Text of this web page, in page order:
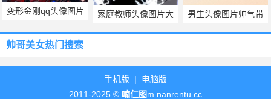
变形金刚qq头像图片
家庭教师头像图片大
全
男生头像图片帅气带
字
帅哥美女热门搜索
手机版 | 电脑版
2011-2025 © 喃仁图m.nanrentu.cc